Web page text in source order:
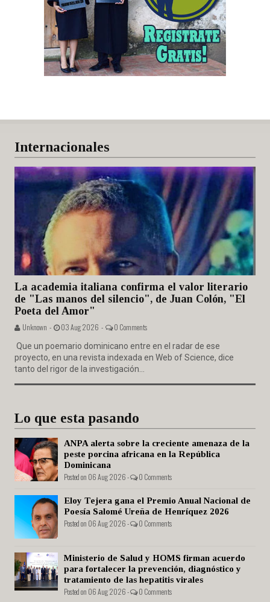
Internacionales
La academia italiana confirma el valor literario
de "Las manos del silencio", de Juan Colón, "El
Poeta del Amor"
Unknown - 03 Aug 2026 - 0 Comments
Que un poemario dominicano entre en el radar de ese
proyecto, en una revista indexada en Web of Science, dice
tanto del rigor de la investigación...
Lo que esta pasando
ANPA alerta sobre la creciente amenaza de la
peste porcina africana en la República
Dominicana
Posted on 06 Aug 2026 - 0 Comments
Eloy Tejera gana el Premio Anual Nacional de
Poesía Salomé Ureña de Henríquez 2026
Posted on 06 Aug 2026 - 0 Comments
Ministerio de Salud y HOMS firman acuerdo
para fortalecer la prevención, diagnóstico y
tratamiento de las hepatitis virales
Posted on 06 Aug 2026 - 0 Comments